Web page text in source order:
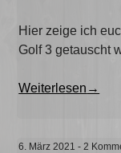
Hier zeige ich
Golf 3 getauscht
„Tankhaltebänder
Golf
Weiterlesen →
6. März 2021 -2